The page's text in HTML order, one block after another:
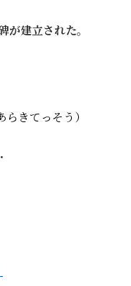
建立された。
きてっそう）